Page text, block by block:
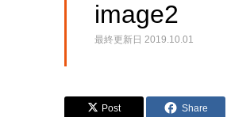
image2
最終更新日 2019.10.01
Post Share